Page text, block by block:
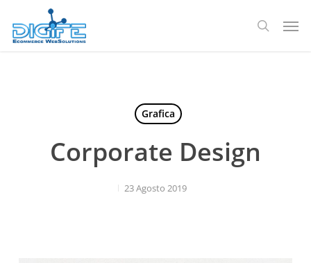
contenuto
ricerca
Grafica
Corporate Design
23 Agosto 2019